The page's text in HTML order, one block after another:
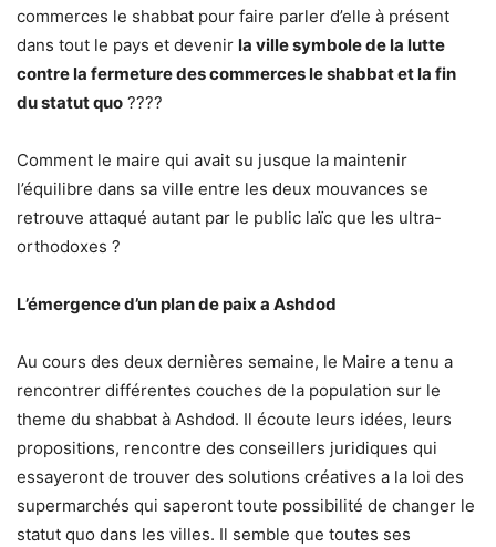
commerces le shabbat pour faire parler d’elle à présent
dans tout le pays et devenir la ville symbole de la lutte
contre la fermeture des commerces le shabbat et la fin
du statut quo ????
Comment le maire qui avait su jusque la maintenir
l’équilibre dans sa ville entre les deux mouvances se
retrouve attaqué autant par le public laïc que les ultra-
orthodoxes ?
L’émergence d’un plan de paix a Ashdod
Au cours des deux dernières semaine, le Maire a tenu a
rencontrer différentes couches de la population sur le
theme du shabbat à Ashdod. Il écoute leurs idées, leurs
propositions, rencontre des conseillers juridiques qui
essayeront de trouver des solutions créatives a la loi des
supermarchés qui saperont toute possibilité de changer le
statut quo dans les villes. Il semble que toutes ses